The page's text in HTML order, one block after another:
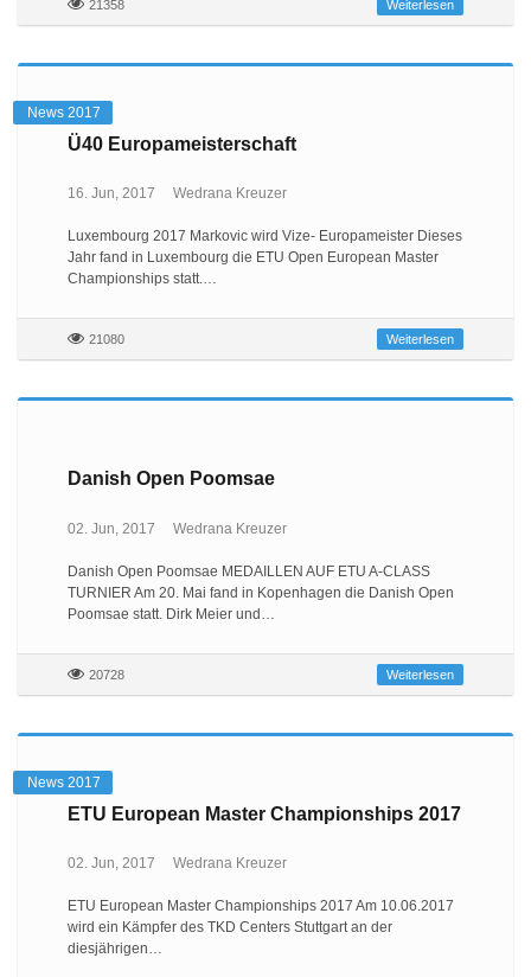
21358 Weiterlesen
News 2017
Ü40 Europameisterschaft
16. Jun, 2017 Wedrana Kreuzer
Luxembourg 2017 Markovic wird Vize- Europameister Dieses
Jahr fand in Luxembourg die ETU Open European Master
Championships statt.…
21080 Weiterlesen
Danish Open Poomsae
02. Jun, 2017 Wedrana Kreuzer
Danish Open Poomsae MEDAILLEN AUF ETU A-CLASS
TURNIER Am 20. Mai fand in Kopenhagen die Danish Open
Poomsae statt. Dirk Meier und…
20728 Weiterlesen
News 2017
ETU European Master Championships 2017
02. Jun, 2017 Wedrana Kreuzer
ETU European Master Championships 2017 Am 10.06.2017
wird ein Kämpfer des TKD Centers Stuttgart an der
diesjährigen…